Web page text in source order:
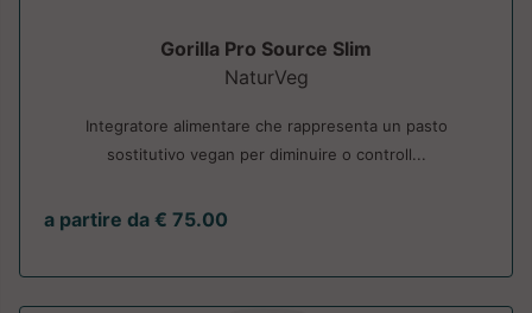
Gorilla Pro Source Slim
NaturVeg
Integratore alimentare che rappresenta un pasto
sostitutivo vegan per diminuire o controll...
a partire da € 75.00